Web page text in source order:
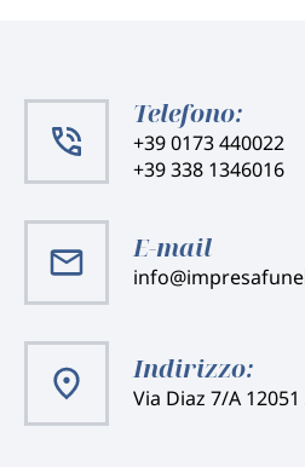
Telefono:
+39 0173 440022
+39 338 1346016
E-mail
Indirizzo:
Via Diaz 7/A 12051